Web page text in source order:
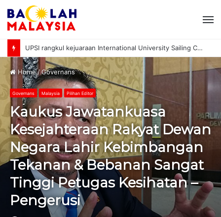
UPSI rangkul kejuaraan International University Sailing Championship 2026
Home/Governans
Governans Malaysia Pilihan Editor
Kaukus Jawatankuasa
Kesejahteraan Rakyat Dewan
Negara Lahir Kebimbangan
Tekanan & Bebanan Sangat
Tinggi Petugas Kesihatan –
Pengerusi